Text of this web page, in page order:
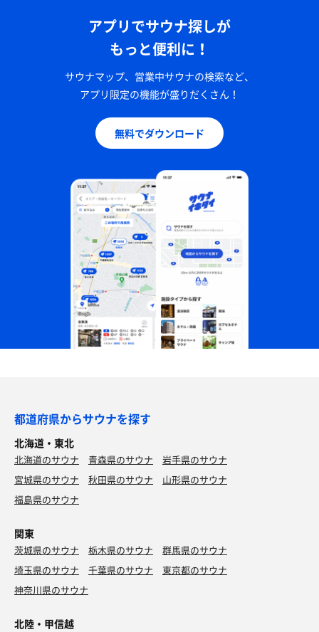
アプリでサウナ探しが
もっと便利に！
サウナマップ、営業中サウナの検索など、
アプリ限定の機能が盛りだくさん！
無料でダウンロード
都道府県からサウナを探す
北海道・東北
北海道のサウナ 青森県のサウナ
岩手県のサウナ
宮城県のサウナ
秋田県のサウナ
山形県のサウナ
福島県のサウナ
関東
茨城県のサウナ 栃木県のサウナ
群馬県のサウナ
埼玉県のサウナ
千葉県のサウナ
東京都のサウナ
神奈川県のサウナ
北陸・甲信越